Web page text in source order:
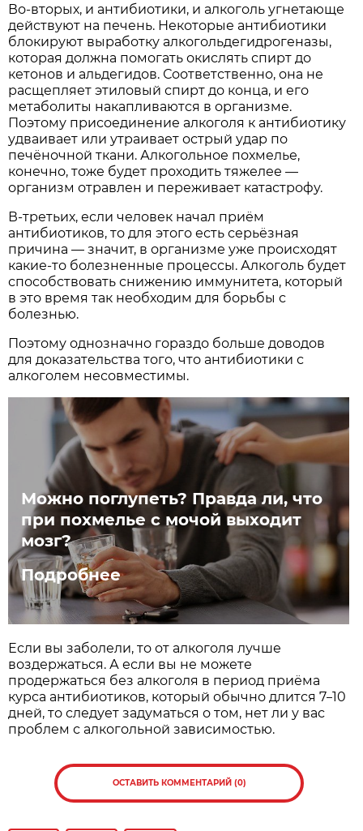
Во-вторых, и антибиотики, и алкоголь угнетающе
действуют на печень. Некоторые антибиотики
блокируют выработку алкогольдегидрогеназы,
которая должна помогать окислять спирт до
кетонов и альдегидов. Соответственно, она не
расщепляет этиловый спирт до конца, и его
метаболиты накапливаются в организме.
Поэтому присоединение алкоголя к антибиотику
удваивает или утраивает острый удар по
печёночной ткани. Алкогольное похмелье,
конечно, тоже будет проходить тяжелее —
организм отравлен и переживает катастрофу.
В-третьих, если человек начал приём
антибиотиков, то для этого есть серьёзная
причина — значит, в организме уже происходят
какие-то болезненные процессы. Алкоголь будет
способствовать снижению иммунитета, который
в это время так необходим для борьбы с
болезнью.
Поэтому однозначно гораздо больше доводов
для доказательства того, что антибиотики с
алкоголем несовместимы.
Можно поглупеть? Правда ли, что
при похмелье с мочой выходит
мозг?
Подробнее
Если вы заболели, то от алкоголя лучше
воздержаться. А если вы не можете
продержаться без алкоголя в период приёма
курса антибиотиков, который обычно длится 7–10
дней, то следует задуматься о том, нет ли у вас
проблем с алкогольной зависимостью.
ОСТАВИТЬ КОММЕНТАРИЙ (0)